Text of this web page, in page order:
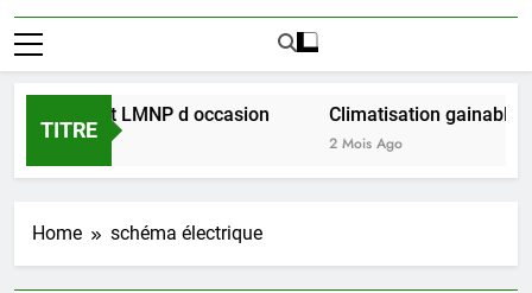
TITRE
l achat LMNP d occasion Climatisation gainable
2 Mois Ago
Home schéma électrique